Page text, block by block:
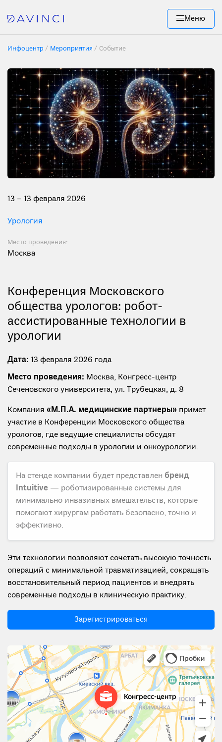
Меню
Инфоцентр Мероприятия Событие
13 – 13 февраля 2026
Урология
Место проведения:
Москва
Конференция Московского
общества урологов: робот-
ассистированные технологии в
урологии
Дата: 13 февраля 2026 года
Место проведения: Москва, Конгресс-центр
Сеченовского университета, ул. Трубецкая, д. 8
Компания «М.П.А. медицинские партнеры» примет
участие в Конференции Московского общества
урологов, где ведущие специалисты обсудят
современные подходы в урологии и онкоурологии.
На стенде компании будет представлен бренд
Intuitive — роботизированные системы для
минимально инвазивных вмешательств, которые
помогают хирургам работать безопасно, точно и
эффективно.
Эти технологии позволяют сочетать высокую точность
операций с минимальной травматизацией, сокращать
восстановительный период пациентов и внедрять
современные подходы в клиническую практику.
Зарегистрироваться